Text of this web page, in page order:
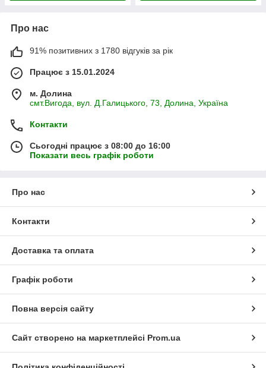
Про нас
91% позитивних з 1780 відгуків за рік
Працює з 15.01.2024
м. Долина
смт.Вигода, вул. Д.Галицького, 73, Долина, Україна
Контакти
Сьогодні працює з 08:00 до 16:00
Показати весь графік роботи
Про нас
Контакти
Доставка та оплата
Графік роботи
Повна версія сайту
Сайт створено на маркетплейсі Prom.ua